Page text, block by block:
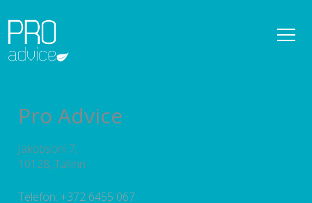
REFERENTSID
DETAILPLANEERINGUD
KONSULTATSIOONID
PROJEKTEERIMISE PROJEKTIJUHTIMINE
Pro Advice
Jakobsoni 7,
10128, Tallinn
Telefon: +372 6455 067